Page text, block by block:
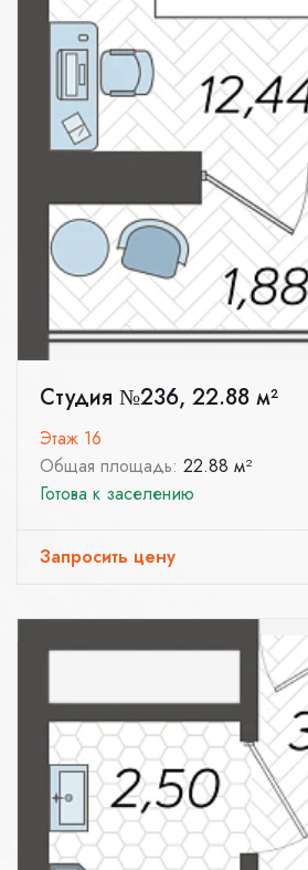
Студия №236, 22.88 м²
Этаж 16
Общая площадь: 22.88 м²
Готова к заселению
Запросить цену